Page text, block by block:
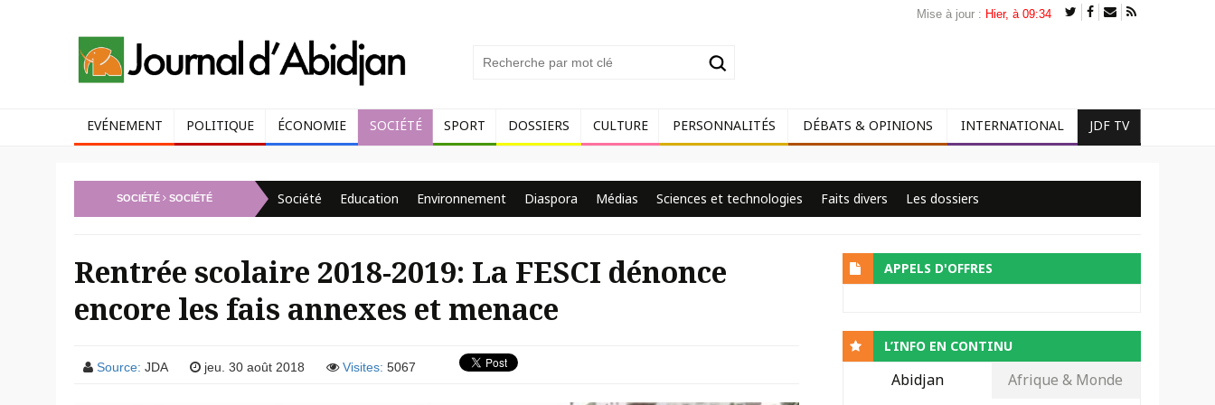
Mise à jour : Hier, à 09:34
EVÉNEMENT POLITIQUE ÉCONOMIE SOCIÉTÉ SPORT DOSSIERS CULTURE PERSONNALITÉS DÉBATS & OPINIONS INTERNATIONAL JDF TV
SOCIÉTÉ SOCIÉTÉ Société Education Environnement Diaspora Médias Sciences et technologies Faits divers Les dossiers
Rentrée scolaire 2018-2019: La FESCI dénonce
encore les fais annexes et menace
Source: JDA jeu. 30 août 2018 Visites: 5067
APPELS D'OFFRES
L’INFO EN CONTINU
Abidjan Afrique & Monde